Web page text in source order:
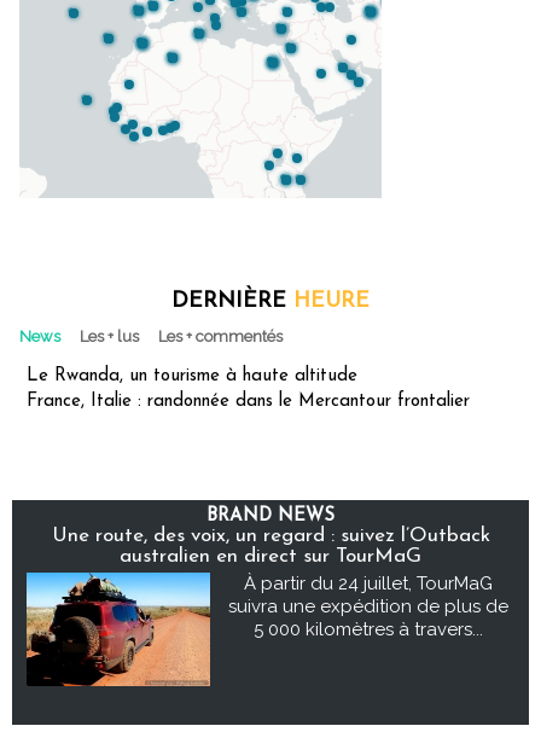
DERNIÈRE HEURE
News Les + lus Les + commentés
Le Rwanda, un tourisme à haute altitude
France, Italie : randonnée dans le Mercantour frontalier
BRAND NEWS
Une route, des voix, un regard : suivez l’Outback
australien en direct sur TourMaG
À partir du 24 juillet, TourMaG
suivra une expédition de plus de
5 000 kilomètres à travers...